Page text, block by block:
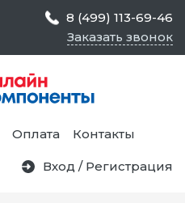
8 (499) 113-69-46
Заказать звонок
Оплата Контакты
Вход / Регистрация